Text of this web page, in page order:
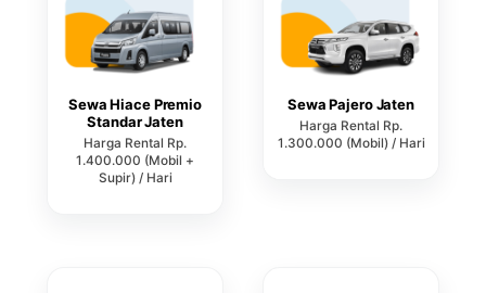
Sewa Hiace Premio
Standar Jaten
Harga Rental Rp.
1.400.000 (Mobil +
Supir) / Hari
Sewa Pajero Jaten
Harga Rental Rp.
1.300.000 (Mobil) / Hari